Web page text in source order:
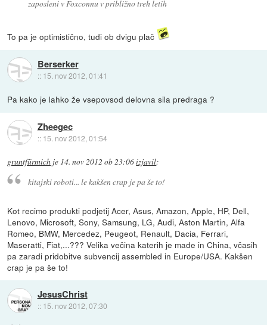
zaposleni v Foxconnu v približno treh letih
To pa je optimistično, tudi ob dvigu plač
Berserker
:: 15. nov 2012, 01:41
Pa kako je lahko že vsepovsod delovna sila predraga ?
Zheegec
:: 15. nov 2012, 01:54
gruntfürmich je 14. nov 2012 ob 23:06izjavil:
kitajski roboti... le kakšen crap je pa še to!
Kot recimo produkti podjetij Acer, Asus, Amazon, Apple, HP, Dell,
Lenovo, Microsoft, Sony, Samsung, LG, Audi, Aston Martin, Alfa
Romeo, BMW, Mercedez, Peugeot, Renault, Dacia, Ferrari,
Maseratti, Fiat,...??? Velika večina katerih je made in China, včasih
pa zaradi pridobitve subvencij assembled in Europe/USA. Kakšen
crap je pa še to!
JesusChrist
:: 15. nov 2012, 07:30